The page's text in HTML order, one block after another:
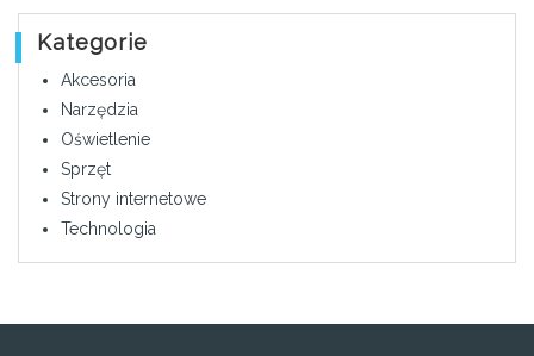
Kategorie
Akcesoria
Narzędzia
Oświetlenie
Sprzęt
Strony internetowe
Technologia